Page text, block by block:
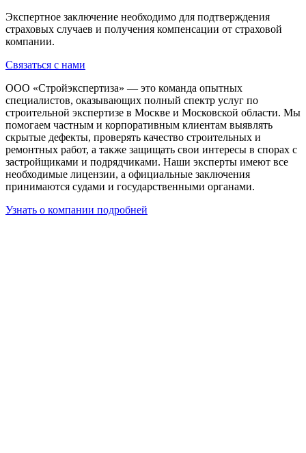
Экспертное заключение необходимо для подтверждения
страховых случаев и получения компенсации от страховой
компании.
Связаться с нами
ООО «Стройэкспертиза» — это команда опытных
специалистов, оказывающих полный спектр услуг по
строительной экспертизе в Москве и Московской области. Мы
помогаем частным и корпоративным клиентам выявлять
скрытые дефекты, проверять качество строительных и
ремонтных работ, а также защищать свои интересы в спорах с
застройщиками и подрядчиками. Наши эксперты имеют все
необходимые лицензии, а официальные заключения
принимаются судами и государственными органами.
Узнать о компании подробней